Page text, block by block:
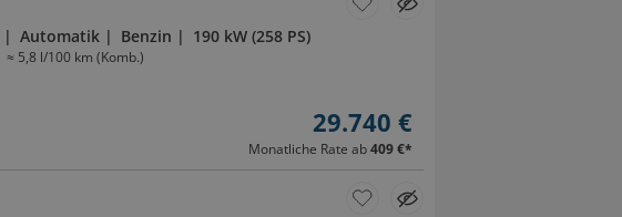
Automatik Benzin 190 kW (258 PS)
≈ 5,8 l/100 km (Komb.)
29.740 €
Monatliche Rate ab409 €*